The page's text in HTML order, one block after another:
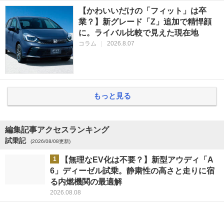
【かわいいだけの「フィット」は卒
業？】新グレード「Z」追加で精悍顔
に。ライバル比較で見えた現在地
コラム | 2026.8.07
もっと見る
編集記事アクセスランキング
試乗記 (2026/08/08更新)
1
【無理なEV化は不要？】新型アウディ「A
6」ディーゼル試乗。静粛性の高さと走りに宿
る内燃機関の最適解
2026.08.08